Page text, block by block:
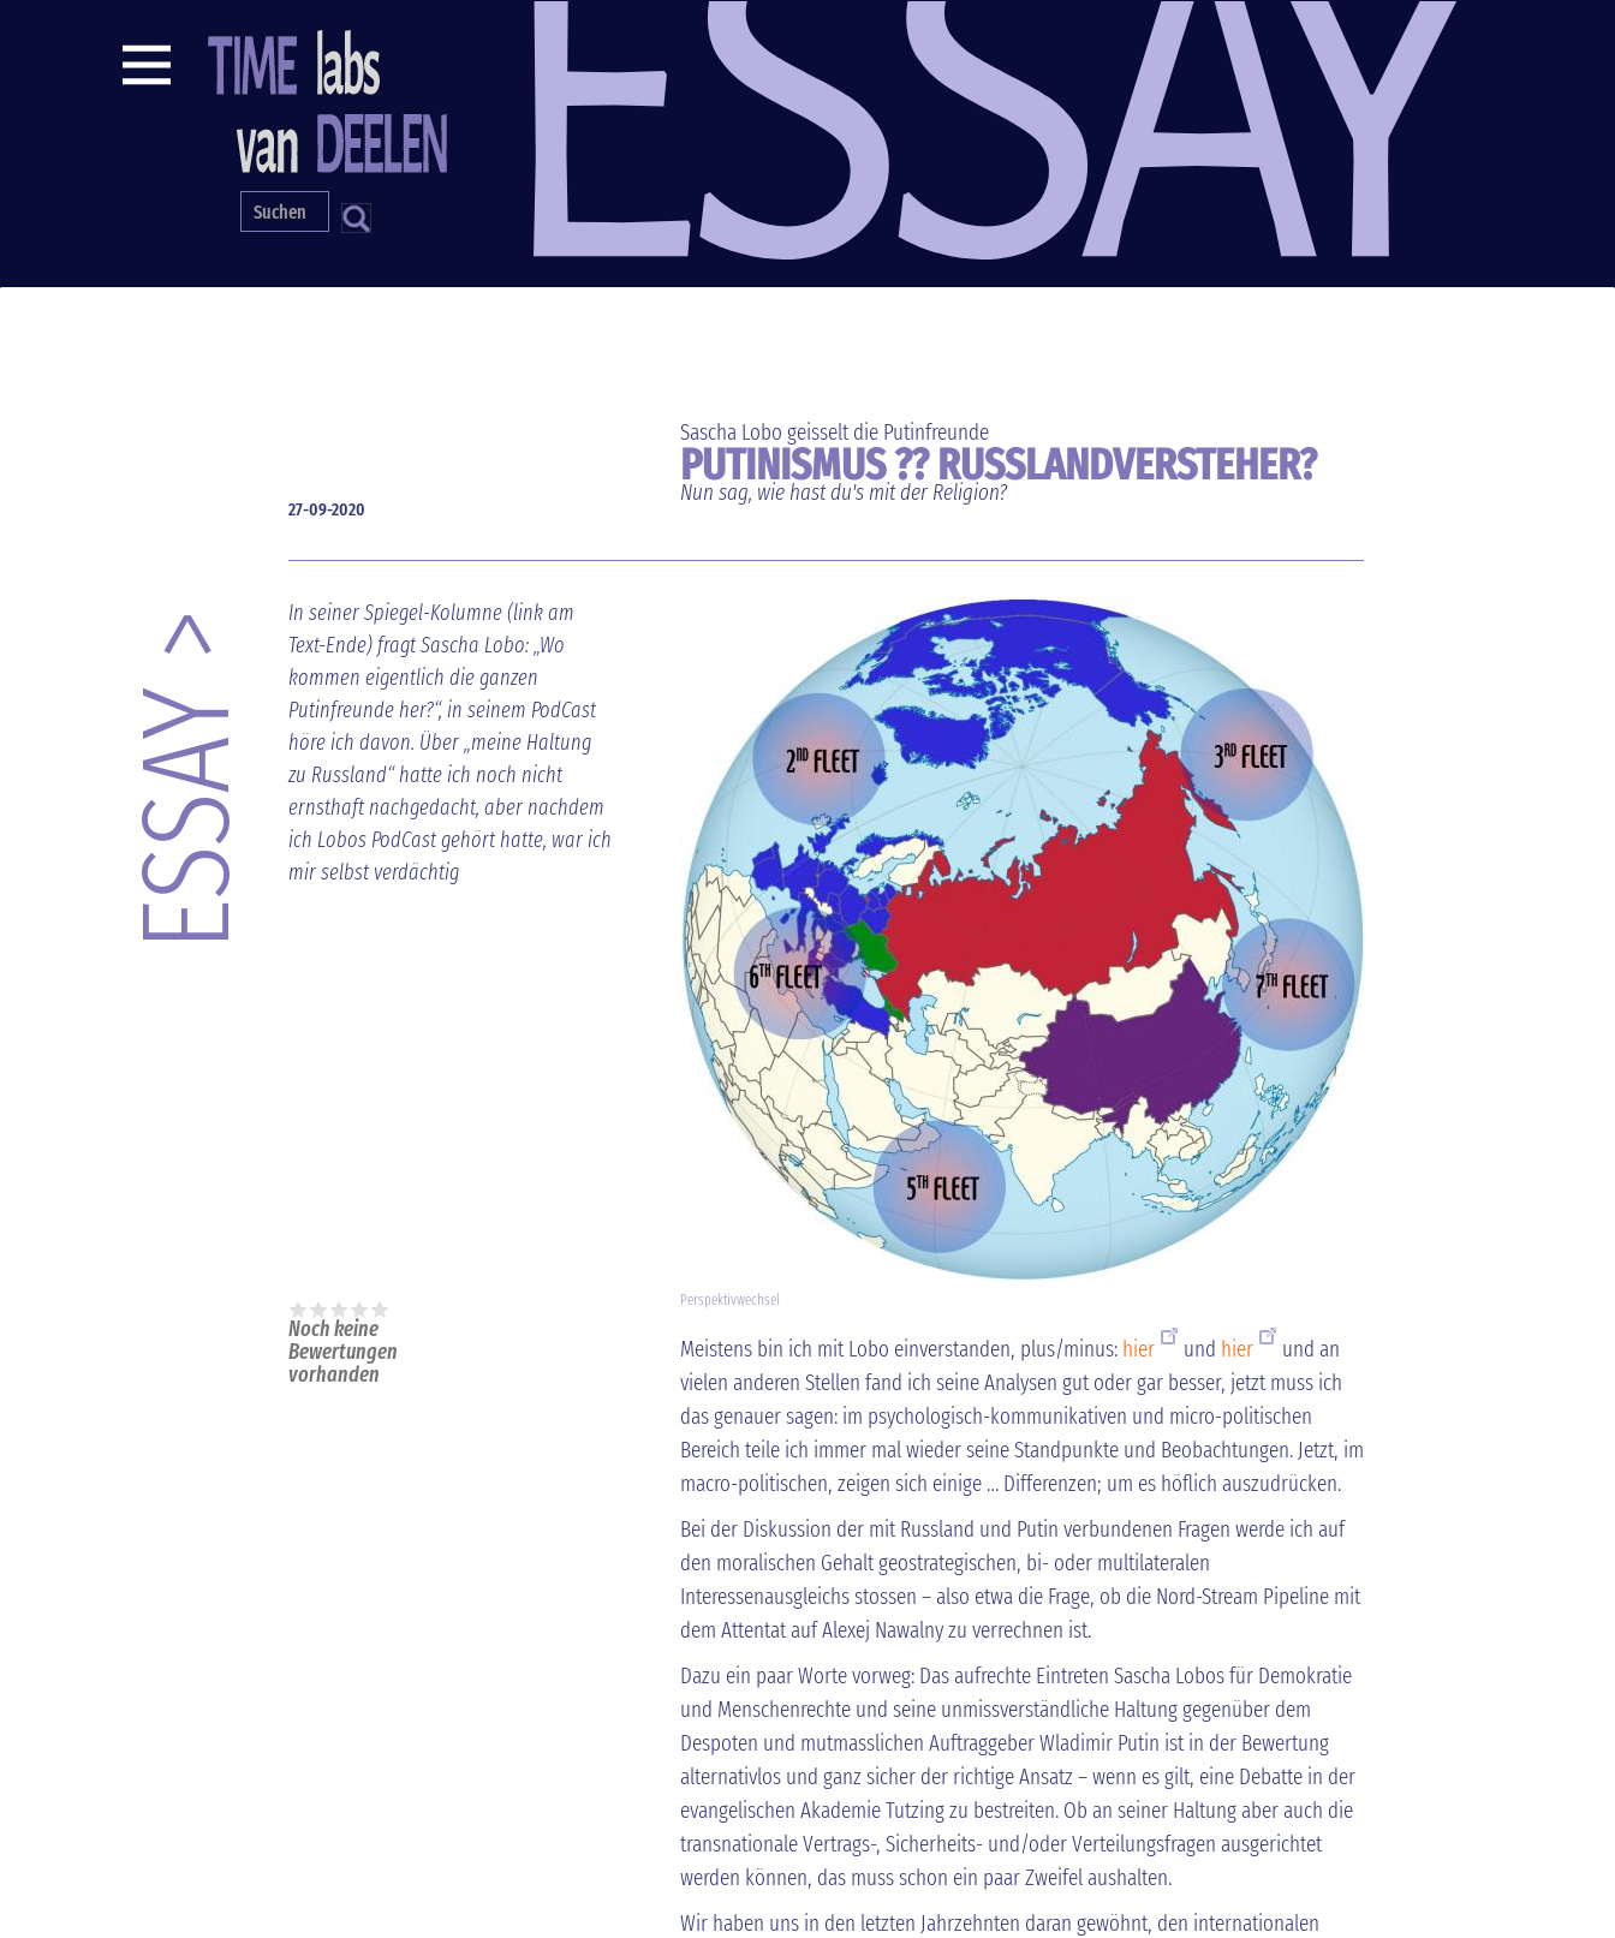
S
ESSAY >
Sascha Lobo geisselt die Putinfreunde
PUTINISMUS ?? RUSSLANDVERSTEHER?
Nun sag, wie hast du's mit der Religion?
27-09-2020
In seiner Spiegel-Kolumne (link am
Text-Ende) fragt Sascha Lobo: „Wo
kommen eigentlich die ganzen
Putinfreunde her?“, in seinem PodCast
höre ich davon. Über „meine Haltung
zu Russland“ hatte ich noch nicht
ernsthaft nachgedacht, aber nachdem
ich Lobos PodCast gehört hatte, war ich
mir selbst verdächtig
Perspektivwechsel
Noch keine
Bewertungen
vorhanden
Meistens bin ich mit Lobo einverstanden, plus/minus: hier und hier
und an
vielen anderen Stellen fand ich seine Analysen gut oder gar besser, jetzt muss ich
das genauer sagen: im psychologisch-kommunikativen und micro-politischen
Bereich teile ich immer mal wieder seine Standpunkte und Beobachtungen. Jetzt, im
macro-politischen, zeigen sich einige … Differenzen; um es höflich auszudrücken.
Bei der Diskussion der mit Russland und Putin verbundenen Fragen werde ich auf
den moralischen Gehalt geostrategischen, bi- oder multilateralen
Interessenausgleichs stossen – also etwa die Frage, ob die Nord-Stream Pipeline mit
dem Attentat auf Alexej Nawalny zu verrechnen ist.
Dazu ein paar Worte vorweg: Das aufrechte Eintreten Sascha Lobos für Demokratie
und Menschenrechte und seine unmissverständliche Haltung gegenüber dem
Despoten und mutmasslichen Auftraggeber Wladimir Putin ist in der Bewertung
alternativlos und ganz sicher der richtige Ansatz – wenn es gilt, eine Debatte in der
evangelischen Akademie Tutzing zu bestreiten. Ob an seiner Haltung aber auch die
transnationale Vertrags-, Sicherheits- und/oder Verteilungsfragen ausgerichtet
werden können, das muss schon ein paar Zweifel aushalten.
Wir haben uns in den letzten Jahrzehnten daran gewöhnt, den internationalen